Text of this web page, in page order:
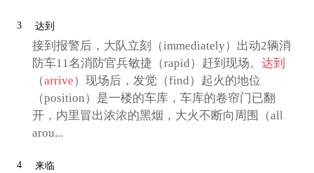
3 达到
接到报警后，大队立刻（immediately）出动2辆消
防车11名消防官兵敏捷（rapid）赶到现场。 达到
（arrive）现场后，发觉（find）起火的地位
（position）是一楼的车库，车库的卷帘门已翻
开，内里冒出浓浓的黑烟，大火不断向周围（all
arou...
4 来临